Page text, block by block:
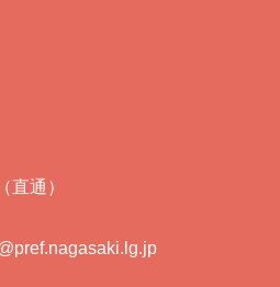
直通）